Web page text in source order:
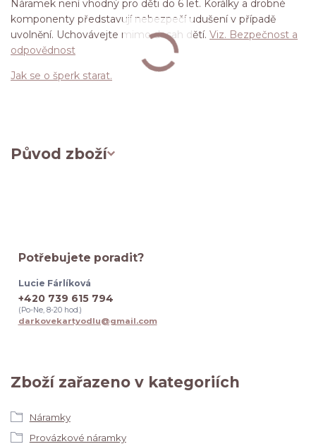
Náramek není vhodný pro děti do 6 let. Korálky a drobné
komponenty představují nebezpečí udušení v případě
uvolnění. Uchovávejte mimo dosah dětí. Viz. Bezpečnost a
odpovědnost
Jak se o šperk starat.
Původ zboží
Zboží zařazeno v kategoriích
Náramky
Provázkové náramky
Potřebujete poradit?
Lucie Fárlíková
+420 739 615 794
(Po-Ne, 8-20 hod.)
darkovekartyodlu@gmail.com